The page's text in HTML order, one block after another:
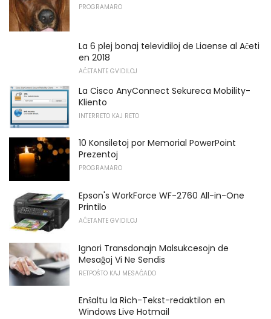
PROGRAMARO
La 6 plej bonaj televidiloj de Liaense al Aĉeti
en 2018
AĈETANTE GVIDILOJ
La Cisco AnyConnect Sekureca Mobility-
Kliento
INTERRETO KAJ RETO
10 Konsiletoj por Memorial PowerPoint
Prezentoj
PROGRAMARO
Epson's WorkForce WF-2760 All-in-One
Printilo
AĈETANTE GVIDILOJ
Ignori Transdonajn Malsukcesojn de
Mesaĝoj Vi Ne Sendis
RETPOŜTO KAJ MESAĜADO
Enŝaltu la Rich-Tekst-redaktilon en
Windows Live Hotmail